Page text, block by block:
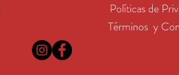
Políticas de
Términos y